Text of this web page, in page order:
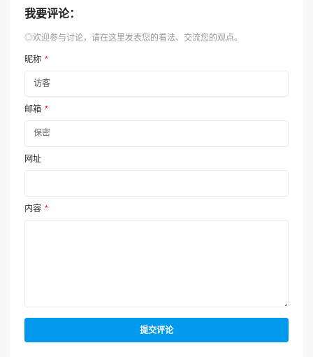
我要评论：
◎欢迎参与讨论，请在这里发表您的看法、交流您的观点。
昵称 *
邮箱 *
网址
内容 *